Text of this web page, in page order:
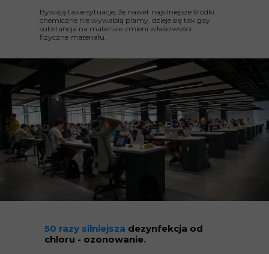
Bywają takie sytuacje, że nawet najsilniejsze środki
chemiczne nie wywabią plamy, dzieje się tak gdy
substancja na materiale zmieni właściwości
fizyczne materiału.
50 razy silniejsza dezynfekcja od
chloru - ozonowanie.